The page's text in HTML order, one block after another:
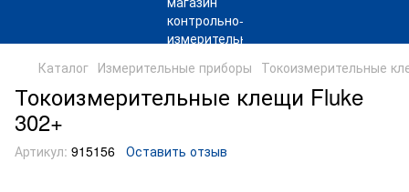
Каталог Измерительные приборы Токоизмерительные
Токоизмерительные клещи Fluke
302+
Артикул: 915156 Оставить отзыв